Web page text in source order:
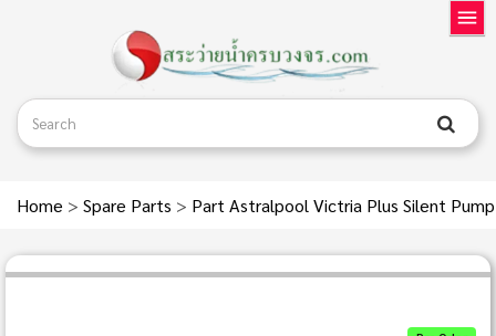
Home > Spare Parts > Part Astralpool Victria Plus Silent